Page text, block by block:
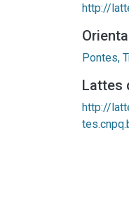
http://
Pontes,
Lattes
http://